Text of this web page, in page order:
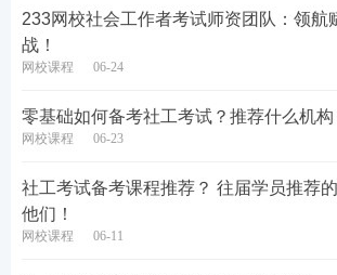
播 + 直播双授课模式并行，录播支持
试听后再决定报班，从根源避免 “听不
踩坑问题。
三、线上题库 + 纸质教辅，一站式配
很多机构只售卖网课，刷题、背诵资
自费搜集，资料零散、真题答案错误
233网校社会工作者考试师资团队：领航
战！
网校课程 06-24
零基础如何备考社工考试？推荐什么机构
网校课程 06-23
社工考试备考课程推荐？ 往届学员推荐
他们！
网校课程 06-11